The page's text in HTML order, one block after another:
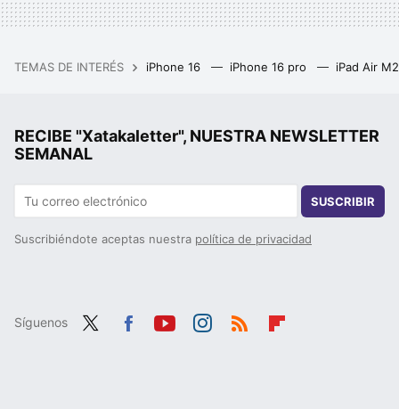
TEMAS DE INTERÉS iPhone 16 iPhone 16 pro iPad Air
RECIBE "Xatakaletter", NUESTRA NEWSLETTER
SEMANAL
SUSCRIBIR
Suscribiéndote aceptas nuestra política de privacidad
Síguenos